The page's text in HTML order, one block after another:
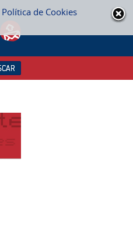
Política de Cookies